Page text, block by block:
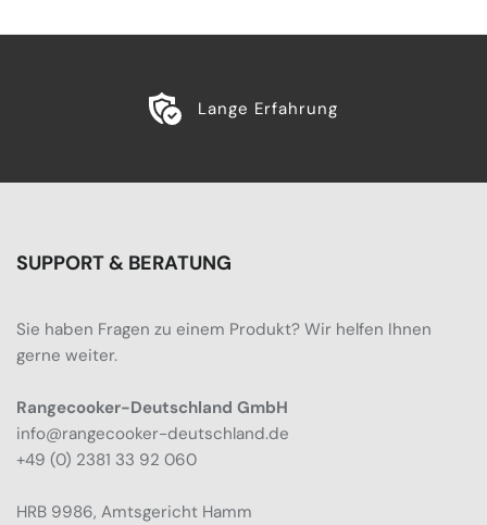
Lange Erfahrung
SUPPORT & BERATUNG
Sie haben Fragen zu einem Produkt? Wir helfen Ihnen
gerne weiter.
Rangecooker-Deutschland GmbH
info@rangecooker-deutschland.de
+49 (0) 2381 33 92 060
HRB 9986, Amtsgericht Hamm